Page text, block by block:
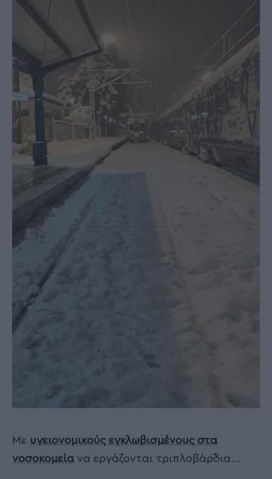
Με υγειονομικούς εγκλωβισμένους στα
νοσοκομεία να εργάζονται τριπλοβάρδια…